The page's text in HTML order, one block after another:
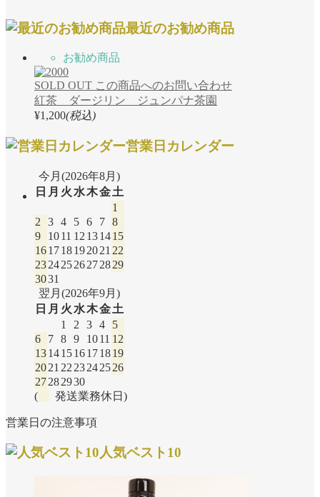
最近のお勧め商品
お勧め商品
SOLD OUT この商品へのお問い合わせ
紅茶 ダージリン ジュンパナ茶園
¥1,200(税込)
営業日カレンダー
今月(2026年8月)
日 月 火 水木金土
1
2
3 4 5 6 7 8
9
1011 12 131415
161718192021 22
23242526272829
3031
翌月(2026年9月)
日 月 火 水木金土
1
2 3 4
5
6
7 8 9 1011 12
13141516171819
2021 22 23242526
27282930
(
発送業務休日)
営業日の注意事項
人気ベスト10